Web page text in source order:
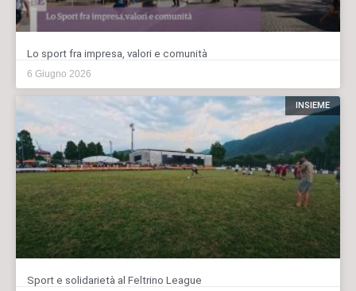
Lo sport fra impresa, valori e comunità
6 Giugno 2026
INSIEME
Sport e solidarietà al Feltrino League